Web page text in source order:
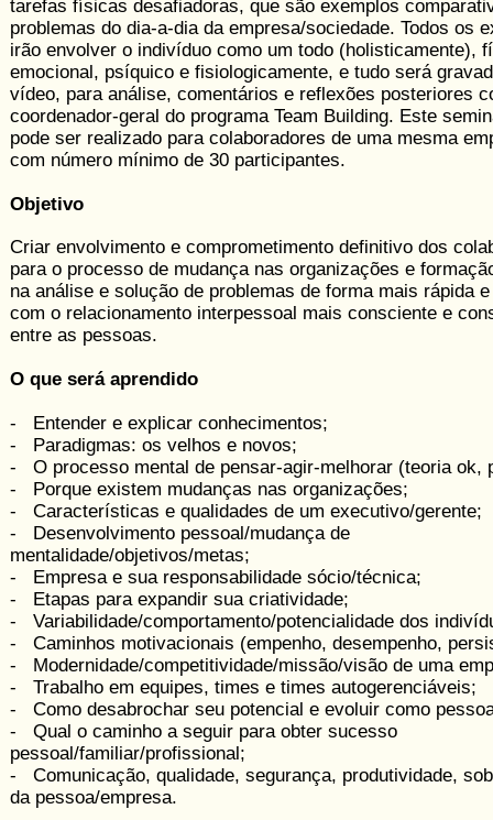
tarefas físicas desafiadoras, que são exemplos
problemas do dia-a-dia da empresa/sociedade. Todos os
irão envolver o indivíduo como um todo (holisticamente),
emocional, psíquico e fisiologicamente, e tudo será
vídeo, para análise, comentários e reflexões posteriores
coordenador-geral do programa Team Building. Este
pode ser realizado para colaboradores de uma mesma
com número mínimo de 30 participantes.
Objetivo
Criar envolvimento e comprometimento definitivo dos
para o processo de mudança nas organizações e
na análise e solução de problemas de forma mais rápida
com o relacionamento interpessoal mais consciente e
entre as ­pessoas.
O que será aprendido
- Entender e explicar conhecimentos;
- Paradigmas: os velhos e novos;
- O processo mental de pensar-agir-­melhorar (teoria ok,
- Porque existem mudanças nas organizações;
- Características e qualidades de um executivo/gerente;
- Desenvolvimento pessoal/mudança de
mentalidade/objetivos/metas;
- Empresa e sua responsabilidade sócio/­técnica;
- Etapas para expandir sua criatividade;
- Variabilidade/comportamento/potencia­lidade dos
- Caminhos motivacionais (empenho, desempenho,
- Modernidade/competitividade/missão/visão de uma
- Trabalho em equipes, times e times autogerenciáveis;
- Como desabrochar seu potencial e evoluir como
- Qual o caminho a seguir para obter sucesso
pessoal/familiar/profissional;
- Comunicação, qualidade, segurança, produtividade,
da pessoa/empresa.